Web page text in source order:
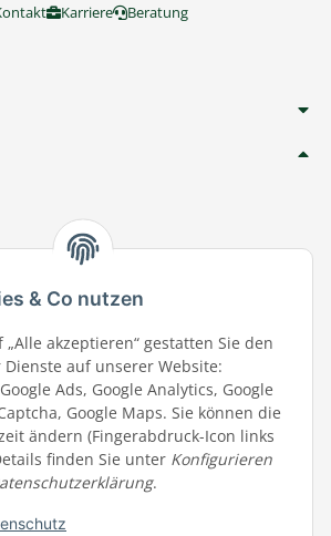
Karriere Beratung
& Co nutzen
akzeptieren“ gestatten Sie den
auf unserer Website:
Ads, Google Analytics, Google
Google Maps. Sie können die
ändern (Fingerabdruck-Icon links
finden Sie unter Konfigurieren
.